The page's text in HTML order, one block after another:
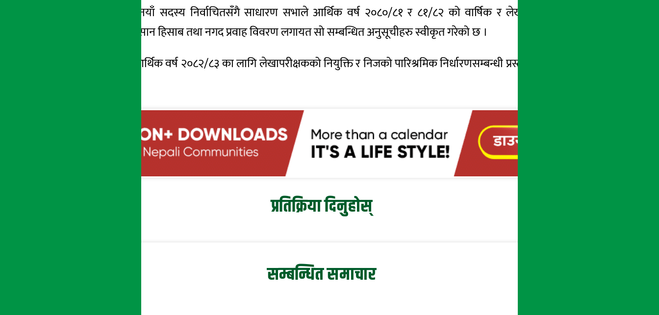
सञ्चालक समितिमा नयाँ सदस्य निर्वाचितसँगै साधारण सभाले आर्थिक वर्ष २०८०/८१ र ८१/८२ को वार्षिक र लेखापरीक्षकको प्रतिवेदनसहित
नाफा-नोक्सानहिसाब तथा नगद प्रवाह विवरण लगायत सो सम्बन्धितअनुसूचीहरुस्वीकृत गरेको छ ।
त्यस्तै, सभाले चालु आर्थिक वर्ष २०८२/८३ का लागि लेखापरीक्षकको नियुक्ति र निजको पारिश्रमिक निर्धारणसम्बन्धी प्रस्ताव समेत अनुमोदन गरेको छ
प्रतिक्रिया दिनुहोस्
सम्बन्धित समाचार